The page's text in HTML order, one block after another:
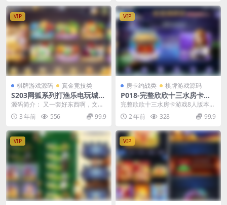
VIP
棋牌游戏源码 真金竞技类
S203网狐系列打渔乐电玩城完
整组件
源码简介： 又一套好东西啊，文件
很大，压缩打包后还有近7G大小，
说明里面东西很实...
3 年前 556 99.9
VIP
房卡约战类 棋牌游戏源码
P018-完整欣欣十三水房卡游
戏8人版本无授权网站前台、
后台、代理服务端安卓、苹果
客户端数据库
完整欣欣十三水房卡游戏8人版本
无授权 网站前台、后台、代理，服
务端，安卓、苹果...
2 年前 328 99.9
VIP VIP